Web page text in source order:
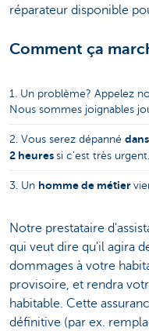
réparateur disponible
Comment ça
1. Un problème? Appelez
Nous sommes joignables
2. Vous serez dépanné
2 heures si c'est très urgent.
3. Un homme de métier
Notre prestataire
qui veut dire qu'il agira
dommages à votre
provisoire, et rendra
habitable. Cette
définitive (par ex.